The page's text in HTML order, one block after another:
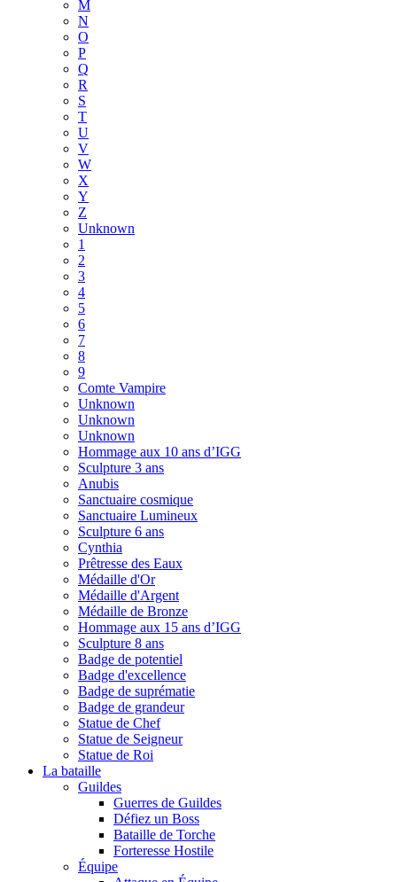
M
N
O
P
Q
R
S
T
U
V
W
X
Y
Z
Unknown
1
2
3
4
5
6
7
8
9
Comte Vampire
Unknown
Unknown
Unknown
Hommage aux 10 ans d’IGG
Sculpture 3 ans
Anubis
Sanctuaire cosmique
Sanctuaire Lumineux
Sculpture 6 ans
Cynthia
Prêtresse des Eaux
Médaille d'Or
Médaille d'Argent
Médaille de Bronze
Hommage aux 15 ans d’IGG
Sculpture 8 ans
Badge de potentiel
Badge d'excellence
Badge de suprématie
Badge de grandeur
Statue de Chef
Statue de Seigneur
Statue de Roi
La bataille
Guildes
Guerres de Guildes
Défiez un Boss
Bataille de Torche
Forteresse Hostile
Équipe